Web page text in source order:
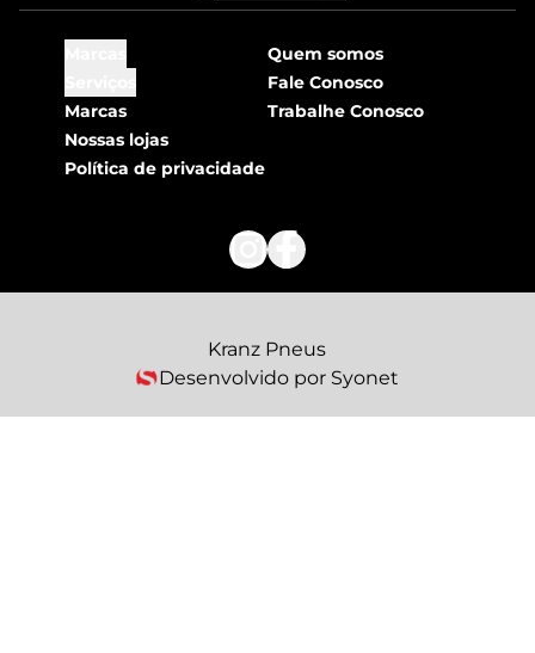
Marcas
Nossas lojas
Política de privacidade
Quem somos
Fale Conosco
Trabalhe Conosco
Kranz Pneus
Desenvolvido por Syonet